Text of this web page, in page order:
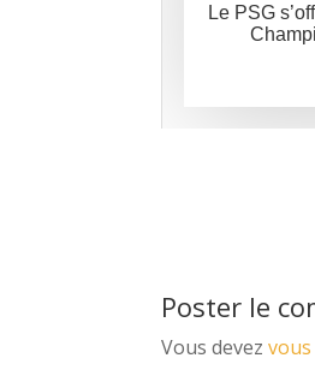
Le PSG
Poster le
Vous devez